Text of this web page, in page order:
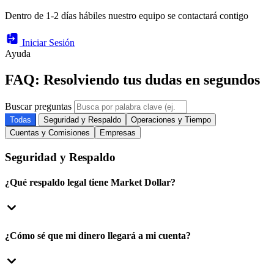
Dentro de 1-2 días hábiles nuestro equipo se contactará contigo
Iniciar Sesión
Ayuda
FAQ: Resolviendo tus dudas en segundos
Buscar preguntas
Todas Seguridad y Respaldo
Operaciones y Tiempo
Cuentas y Comisiones
Empresas
Seguridad y Respaldo
¿Qué respaldo legal tiene Market Dollar?
¿Cómo sé que mi dinero llegará a mi cuenta?